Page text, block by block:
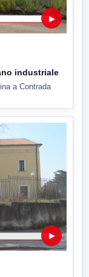
▶
industriale
a Contrada
▶